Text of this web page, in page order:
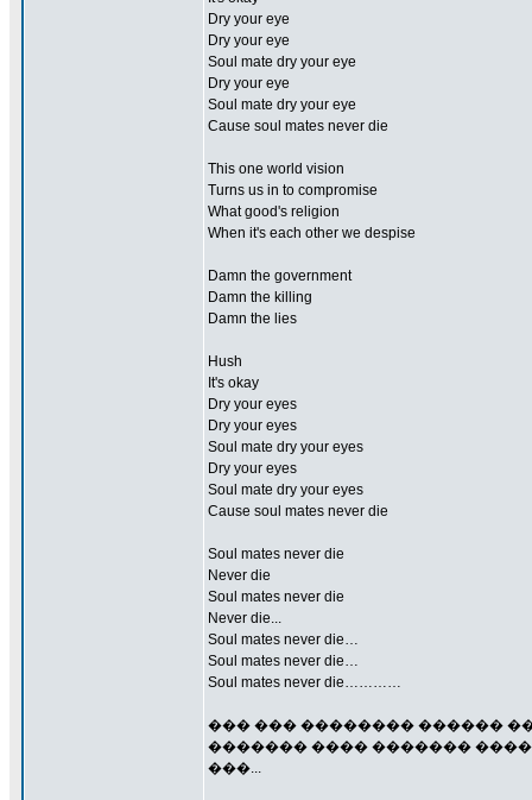
Dry your eye
Dry your eye
Soul mate dry your eye
Dry your eye
Soul mate dry your eye
Cause soul mates never die
This one world vision
Turns us in to compromise
What good's religion
When it's each other we despise
Damn the government
Damn the killing
Damn the lies
Hush
It's okay
Dry your eyes
Dry your eyes
Soul mate dry your eyes
Dry your eyes
Soul mate dry your eyes
Cause soul mates never die
Soul mates never die
Never die
Soul mates never die
Never die...
Soul mates never die…
Soul mates never die…
Soul mates never die…………
��� ��� �������� ������
������� ���� �������
���...